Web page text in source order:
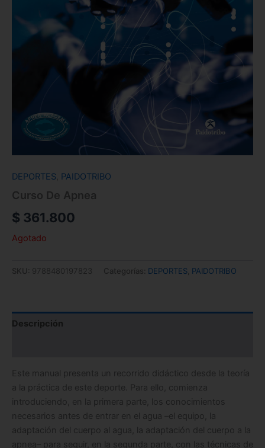
DEPORTES PAIDOTRIBO
Curso De Apnea
$ 361.800
Agotado
SKU: 9788480197823 Categorías: DEPORTES PAIDOTRIBO
Descripción
Este manual presenta un recorrido didáctico desde la teoría
a la práctica de este deporte. Para ello, comienza
introduciendo, en la primera parte, los conocimientos
necesarios antes de entrar en el agua –el equipo, la
adaptación del cuerpo al agua, la adaptación del cuerpo a la
apnea– para seguir, en la segunda parte, con las técnicas de